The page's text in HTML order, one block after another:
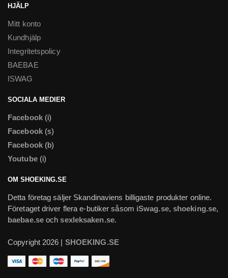
HJÄLP
Mitt konto
Kundhjälp
Integritetspolicy
BAEBAE
ISWAG
SOCIALA MEDIER
Facebook(i)
Facebook(s)
Facebook(b)
Youtube(i)
OM SHOEKING.SE
Detta företag säljer Skandinaviens billigaste produkter online.
Företaget driver flera e-butiker såsom iSwag.se, shoeking.se,
baebae.seochsexleksaken.se.
Copyright 2026 | SHOEKING.SE